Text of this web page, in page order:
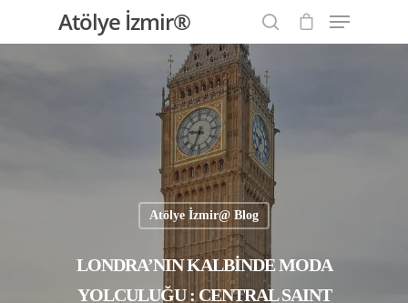
Hit enter to search or ESC to close
Atölye İzmir®
Atölye İzmir@ Blog
LONDRA’NIN KALBİNDE MODA
YOLCULUĞU : CENTRAL SAINT